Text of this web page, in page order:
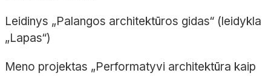
Leidinys „Palangos architektūros gidas“ (leidykla
„Lapas“)
Meno projektas „Performatyvi architektūra kaip